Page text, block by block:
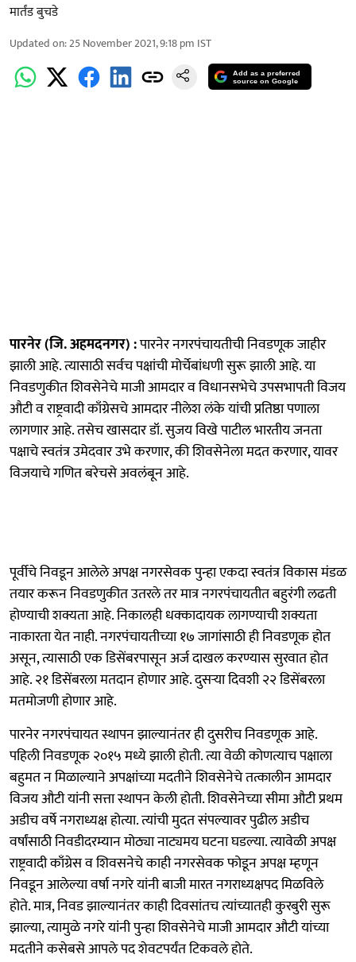
मार्तंड बुचडे
Updated on:25 November 2021, 9:18 pm IST
Add as a preferred
source on Google
पारनेर (जि. अहमदनगर) :पारनेर नगरपंचायतीची निवडणूक जाहीर
झाली आहे. त्यासाठी सर्वच पक्षांची मोर्चेबांधणी सुरू झाली आहे. या
निवडणुकीत शिवसेनेचे माजी आमदार व विधानसभेचे उपसभापती विजय
औटी व राष्ट्रवादी काँग्रेसचे आमदार नीलेश लंके यांची प्रतिष्ठा पणाला
लागणार आहे. तसेच खासदार डॉ. सुजय विखे पाटील भारतीय जनता
पक्षाचे स्वतंत्र उमेदवार उभे करणार, की शिवसेनेला मदत करणार, यावर
विजयाचे गणित बरेचसे अवलंबून आहे.
पूर्वीचे निवडून आलेले अपक्ष नगरसेवक पुन्हा एकदा स्वतंत्र विकास मंडळ
तयार करून निवडणुकीत उतरले तर मात्र नगरपंचायतीत बहुरंगी लढती
होण्याची शक्यता आहे. निकालही धक्कादायक लागण्याची शक्यता
नाकारता येत नाही. नगरपंचायतीच्या १७ जागांसाठी ही निवडणूक होत
असून, त्यासाठी एक डिसेंबरपासून अर्ज दाखल करण्यास सुरवात होत
आहे. २१ डिसेंबरला मतदान होणार आहे. दुसऱ्या दिवशी २२ डिसेंबरला
मतमोजणी होणार आहे.
पारनेर नगरपंचायत स्थापन झाल्यानंतर ही दुसरीच निवडणूक आहे.
पहिली निवडणूक २०१५ मध्ये झाली होती. त्या वेळी कोणत्याच पक्षाला
बहुमत न मिळाल्याने अपक्षांच्या मदतीने शिवसेनेचे तत्कालीन आमदार
विजय औटी यांनी सत्ता स्थापन केली होती. शिवसेनेच्या सीमा औटी प्रथम
अडीच वर्षे नगराध्यक्ष होत्या. त्यांची मुदत संपल्यावर पुढील अडीच
वर्षांसाठी निवडीदरम्यान मोठ्या नाट्यमय घटना घडल्या. त्यावेळी अपक्ष
राष्ट्रवादी काँग्रेस व शिवसनेचे काही नगरसेवक फोडून अपक्ष म्हणून
निवडून आलेल्या वर्षा नगरे यांनी बाजी मारत नगराध्यक्षपद मिळविले
होते. मात्र, निवड झाल्यानंतर काही दिवसांतच त्यांच्यातही कुरबुरी सुरू
झाल्या, त्यामुळे नगरे यांनी पुन्हा शिवसेनेचे माजी आमदार औटी यांच्या
मदतीने कसेबसे आपले पद शेवटपर्यंत टिकवले होते.